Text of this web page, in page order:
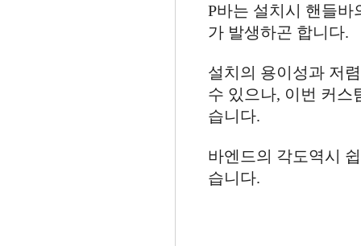
P바는 설치시 핸들
가 발생하곤 합니다.
설치의 용이성과 저
수 있으나, 이번 커스
습니다.
바엔드의 각도역시
습니다.